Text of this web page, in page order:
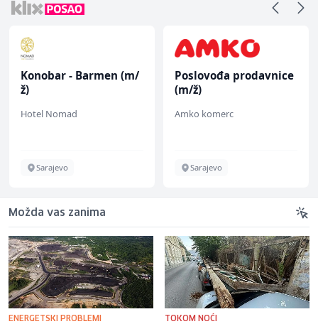
Konobar - Barmen (m/
ž)
Hotel Nomad
Sarajevo
Poslovođa prodavnice
(m/ž)
Amko komerc
Sarajevo
Možda vas zanima
ENERGETSKI PROBLEMI TOKOM NOĆI